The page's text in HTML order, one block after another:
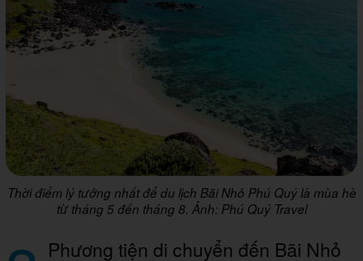
Thời điểm lý tưởng nhất để du lịch Bãi Nhỏ Phú Quý là mùa hè
từ tháng 5 đến tháng 8. Ảnh: Phú Quý Travel
Phương tiện di chuyển đến Bãi Nhỏ